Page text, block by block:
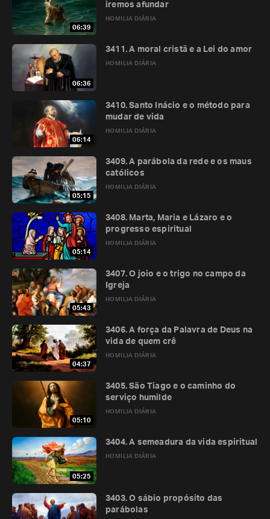
06:39
HOMILIA DIÁRIA
iremos afundar
06:36
HOMILIA DIÁRIA
3411. A moral cristã e a Lei do amor
06:14
HOMILIA DIÁRIA
3410. Santo Inácio e o método para
mudar de vida
05:15
HOMILIA DIÁRIA
3409. A parábola da rede e os maus
católicos
05:14
HOMILIA DIÁRIA
3408. Marta, Maria e Lázaro e o
progresso espiritual
05:43
HOMILIA DIÁRIA
3407. O joio e o trigo no campo da
Igreja
04:37
HOMILIA DIÁRIA
3406. A força da Palavra de Deus na
vida de quem crê
05:10
HOMILIA DIÁRIA
3405. São Tiago e o caminho do
serviço humilde
05:25
HOMILIA DIÁRIA
3404. A semeadura da vida espiritual
3403. O sábio propósito das
parábolas